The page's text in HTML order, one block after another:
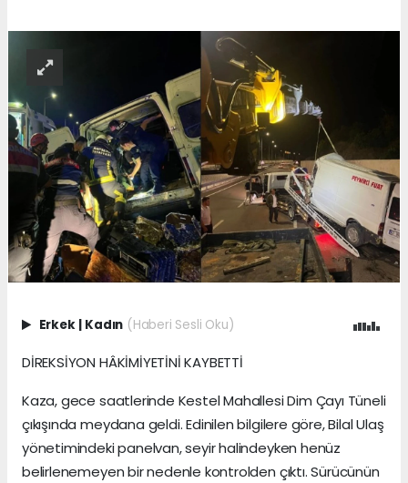
Erkek Kadın (Haberi Sesli Oku)
DİREKSİYON HÂKİMİYETİNİ KAYBETTİ
Kaza, gece saatlerinde Kestel Mahallesi Dim Çayı Tüneli
çıkışında meydana geldi. Edinilen bilgilere göre, Bilal Ulaş
yönetimindeki panelvan, seyir halindeyken henüz
belirlenemeyen bir nedenle kontrolden çıktı. Sürücünün